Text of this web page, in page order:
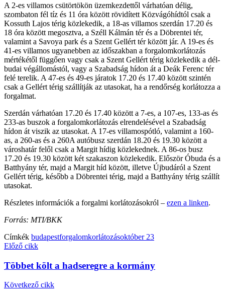
A 2-es villamos csütörtökön üzemkezdettől várhatóan délig,
szombaton fél tíz és 11 óra között rövidített Közvágóhídtól csak a
Kossuth Lajos térig közlekedik, a 18-as villamos szerdán 17.20 és
18 óra között megosztva, a Széll Kálmán tér és a Döbrentei tér,
valamint a Savoya park és a Szent Gellért tér között jár. A 19-es és
41-es villamos ugyanebben az időszakban a forgalomkorlátozás
mértékétől függően vagy csak a Szent Gellért térig közlekedik a dél-
budai végállomástól, vagy a Szabadság hídon át a Deák Ferenc tér
felé terelik. A 47-es és 49-es járatok 17.20 és 17.40 között szintén
csak a Gellért térig szállítják az utasokat, ha a rendőrség korlátozza a
forgalmat.
Szerdán várhatóan 17.20 és 17.40 között a 7-es, a 107-es, 133-as és
233-as buszok a forgalomkorlátozás elrendelésével a Szabadság
hídon át viszik az utasokat. A 17-es villamospótló, valamint a 160-
as, a 260-as és a 260A autóbusz szerdán 18.20 és 19.30 között a
városhatár felől csak a Margit hídig közlekednek. A 86-os busz
17.20 és 19.30 között két szakaszon közlekedik. Először Óbuda és a
Batthyány tér, majd a Margit híd között, illetve Újbudáról a Szent
Gellért térig, később a Döbrentei térig, majd a Batthyány térig szállít
utasokat.
Részletes információk a forgalmi korlátozásokról – ezen a linken.
Forrás: MTI/BKK
Címkék budapestforgalomkorlátozásoktóber 23
Előző cikk
Többet költ a hadseregre a kormány
Következő cikk